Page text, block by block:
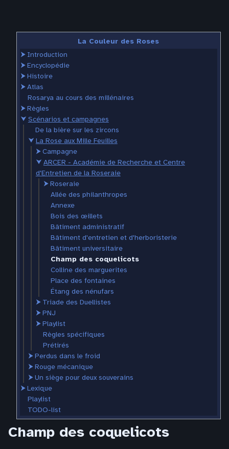
La Couleur des Roses
⮞ Introduction
⮞Encyclopédie
⮞Histoire
⮞Atlas
Rosarya au cours des millénaires
⮞Règles
⮟ Scénarios et campagnes
De la bière sur les zircons
⮟ La Rose aux Mille Feuilles
⮞Campagne
⮟ ARCER - Académie de Recherche et Centre
d'Entretien de la Roseraie
⮞Roseraie
Allée des philanthropes
Annexe
Bois des œillets
Bâtiment administratif
Bâtiment d'entretien et d'herboristerie
Bâtiment universitaire
Champ des coquelicots
Colline des marguerites
Place des fontaines
Étang des nénufars
⮞ Triade des Duellistes
⮞PNJ
⮞Playlist
Règles spécifiques
Prétirés
⮞Perdus dans le froid
⮞Rouge mécanique
⮞Un siège pour deux souverains
⮞Lexique
Playlist
TODO-list
Champ des coquelicots